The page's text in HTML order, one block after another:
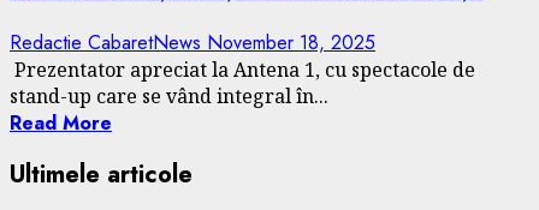
Redactie CabaretNews November 18, 2025
Prezentator apreciat la Antena 1, cu spectacole de
stand-up care se vând integral în...
Read More
Ultimele articole